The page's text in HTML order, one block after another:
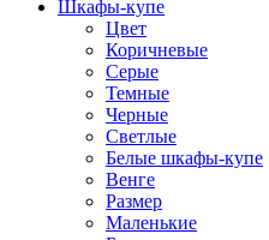
Шкафы-купе
Цвет
Коричневые
Серые
Темные
Черные
Светлые
Белые шкафы-купе
Венге
Размер
Маленькие